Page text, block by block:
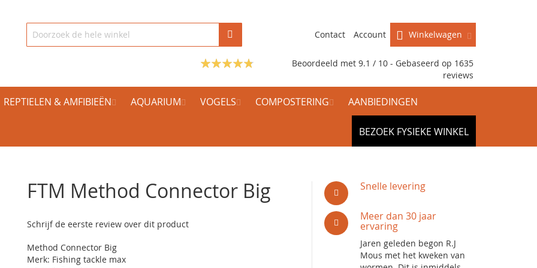
Winkelwagen
Contact Account
Beoordeeld met 9.1 / 10 - Gebaseerd op 1635
reviews
REPTIELEN & AMFIBIEËN AQUARIUM VOGELS COMPOSTERING AANBIEDINGEN
BEZOEK FYSIEKE WINKEL
FTM Method Connector Big
Schrijf de eerste review over dit product
Method Connector Big
Merk: Fishing tackle max
Snelle levering
Meer dan 30 jaar
ervaring
Jaren geleden begon R.J
Mous met het kweken van